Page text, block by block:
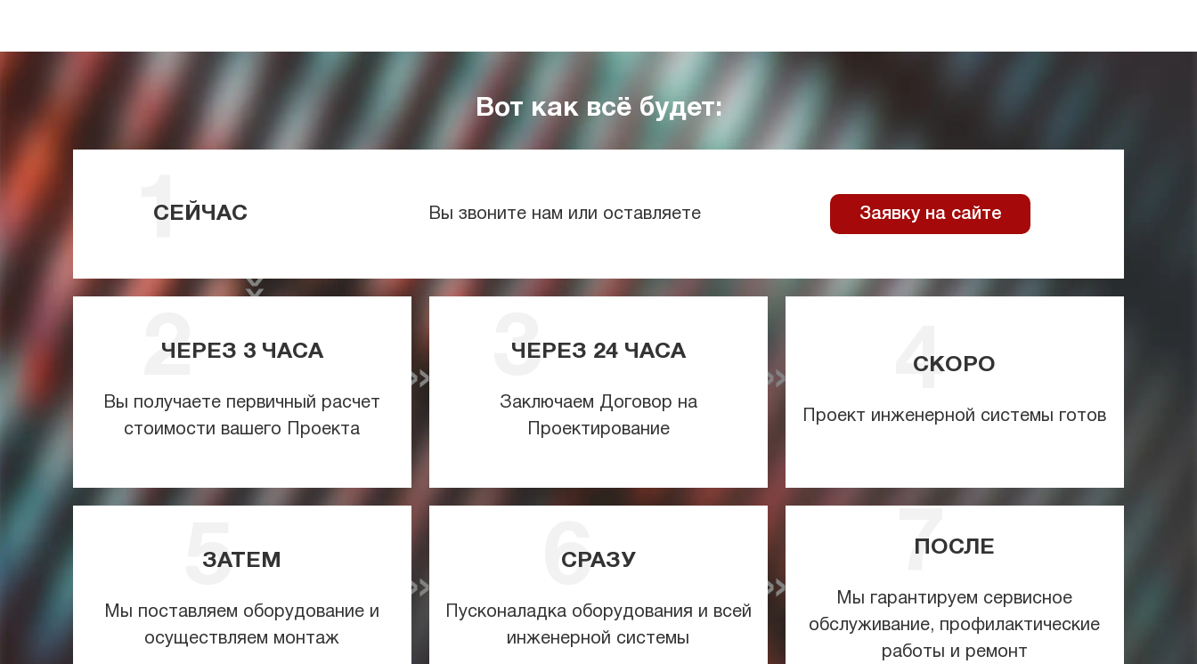
Вот как всё будет:
СЕЙЧАС Вы звоните нам или оставляете Заявку на сайте
ЧЕРЕЗ 3ЧАСА
Вы получаете первичный расчет
стоимости вашего Проекта
ЧЕРЕЗ 24ЧАСА
Заключаем Договор на
Проектирование
СКОРО
Проект инженерной системы готов
ЗАТЕМ
Мы поставляем оборудование и
осуществляем монтаж
СРАЗУ
Пусконаладка оборудования и всей
инженерной системы
ПОСЛЕ
Мы гарантируем сервисное
обслуживание, профилактические
работы и ремонт